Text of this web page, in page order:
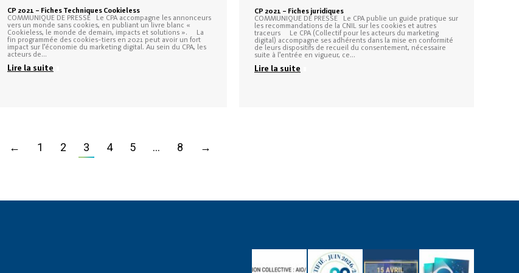
CP 2021 – Fiches Techniques Cookieless
COMMUNIQUE DE PRESSE Le CPA accompagne les annonceurs
vers un monde sans cookies, en publiant un livre blanc «
Cookieless, le monde de demain, impacts et solutions ». La
fin programmée des cookies-tiers en 2021 peut avoir un fort
impact sur l’économie du marketing digital. Au sein du CPA, les
acteurs de…
Lire la suite
CP 2021 – Fiches juridiques
COMMUNIQUE DE PRESSE Le CPA publie un guide pratique sur
les recommandations de la CNIL sur les cookies et autres
traceurs Le CPA (Collectif pour les acteurs du marketing
digital) accompagne ses adhérents dans la mise en conformité
de leurs dispositifs de recueil du consentement, nécessaire
suite à l’entrée en vigueur, ce…
Lire la suite
← 1 2 3 4 5 … 8 →